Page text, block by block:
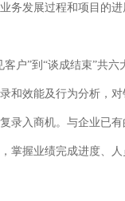
务发展过程和项目的
客户”到“谈成结束”共
和效能及行为分析，
录入商机。与企业已
掌握业绩完成进度、